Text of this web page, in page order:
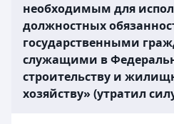
необходимым для
должностных
государственными
служащими в
строительству и
хозяйству» (утратил